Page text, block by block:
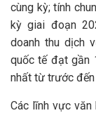
cùng kỳ; tính
kỳ giai đoạn
doanh thu dịch
quốc tế đạt gần
nhất từ trước đến
Các lĩnh vực